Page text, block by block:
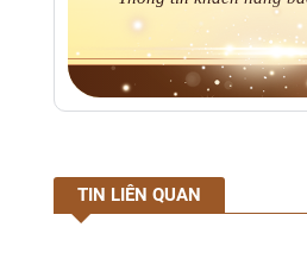
TIN LIÊN QUAN